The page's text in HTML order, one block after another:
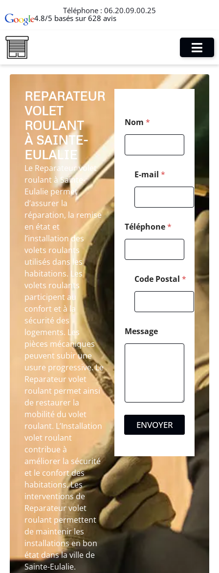
Téléphone : 06.20.09.00.25
4.8/5 basés sur 628 avis
REPARATEUR
VOLET
ROULANT
À SAINTE-
EULALIE
Le Reparateur volet
roulant à Sainte-
Eulalie permet
d’assurer la
réparation, la remise
en état et
l’installation des
volets roulants
utilisés dans les
habitations. Les
volets roulants
participent au
confort et à la
sécurité des
logements. Les
pièces mécaniques
peuvent subir une
usure progressive. Le
Reparateur volet
roulant permet ainsi
de restaurer la
mobilité du volet
roulant. L’Installation
volet roulant
contribue à
améliorer la sécurité
et le confort des
habitations. Les
interventions de
Reparateur volet
roulant permettent
de maintenir les
installations en bon
état dans la ville de
Sainte-Eulalie.
P
o
t
Nom *
E-mail *
Téléphone*
Code Postal *
Message
ENVOYER